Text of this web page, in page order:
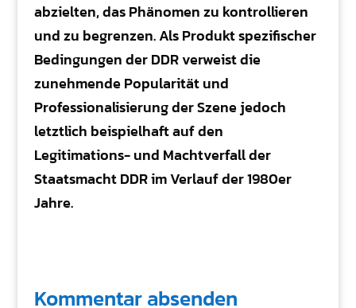
abzielten, das Phänomen zu kontrollieren
und zu begrenzen. Als Produkt spezifischer
Bedingungen der DDR verweist die
zunehmende Popularität und
Professionalisierung der Szene jedoch
letztlich beispielhaft auf den
Legitimations- und Machtverfall der
Staatsmacht DDR im Verlauf der 1980er
Jahre.
Kommentar absenden